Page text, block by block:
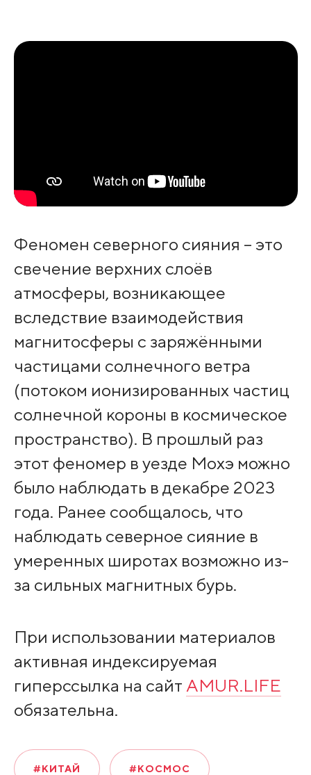
Феномен северного сияния – это
свечение верхних слоёв
атмосферы, возникающее
вследствие взаимодействия
магнитосферы с заряжёнными
частицами солнечного ветра
(потоком ионизированных частиц
солнечной короны в космическое
пространство). В прошлый раз
этот феномер в уезде Мохэ можно
было наблюдать в декабре 2023
года. Ранее сообщалось, что
наблюдать северное сияние в
умеренных широтах возможно из-
за сильных магнитных бурь.
При использовании материалов
активная индексируемая
гиперссылка на сайт AMUR.LIFE
обязательна.
#КИТАЙ #КОСМОС